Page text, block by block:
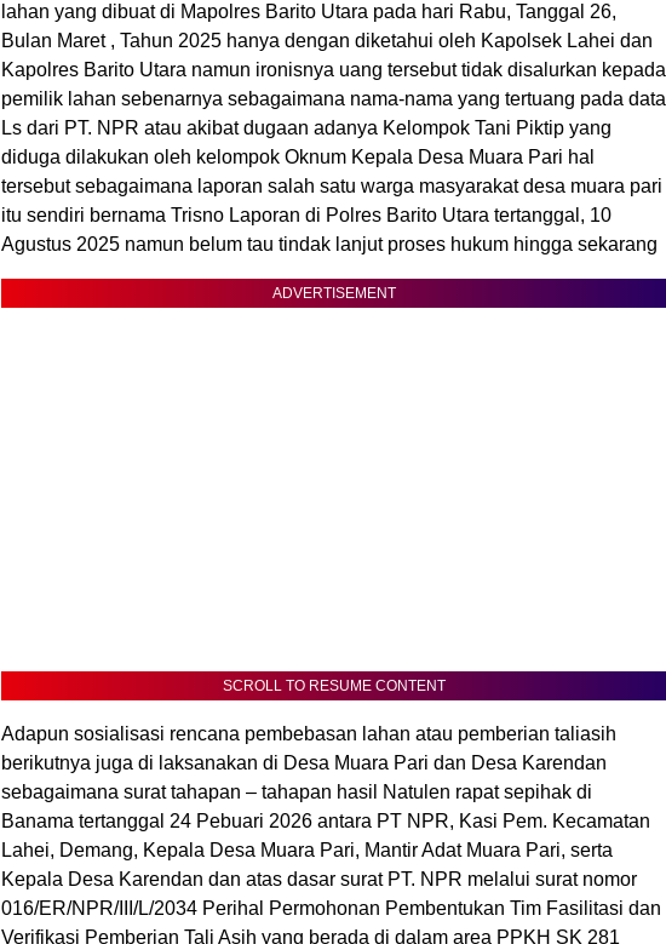
lahan yang dibuat di Mapolres Barito Utara pada hari Rabu, Tanggal 26,
Bulan Maret , Tahun 2025 hanya dengan diketahui oleh Kapolsek Lahei dan
Kapolres Barito Utara namun ironisnya uang tersebut tidak disalurkan kepada
pemilik lahan sebenarnya sebagaimana nama-nama yang tertuang pada data
Ls dari PT. NPR atau akibat dugaan adanya Kelompok Tani Piktip yang
diduga dilakukan oleh kelompok Oknum Kepala Desa Muara Pari hal
tersebut sebagaimana laporan salah satu warga masyarakat desa muara pari
itu sendiri bernama Trisno Laporan di Polres Barito Utara tertanggal, 10
Agustus 2025 namun belum tau tindak lanjut proses hukum hingga sekarang
ADVERTISEMENT
SCROLL TO RESUME CONTENT
Adapun sosialisasi rencana pembebasan lahan atau pemberian taliasih
berikutnya juga di laksanakan di Desa Muara Pari dan Desa Karendan
sebagaimana surat tahapan – tahapan hasil Natulen rapat sepihak di
Banama tertanggal 24 Pebuari 2026 antara PT NPR, Kasi Pem. Kecamatan
Lahei, Demang, Kepala Desa Muara Pari, Mantir Adat Muara Pari, serta
Kepala Desa Karendan dan atas dasar surat PT. NPR melalui surat nomor
016/ER/NPR/III/L/2034 Perihal Permohonan Pembentukan Tim Fasilitasi dan
Verifikasi Pemberian Tali Asih yang berada di dalam area PPKH SK 281